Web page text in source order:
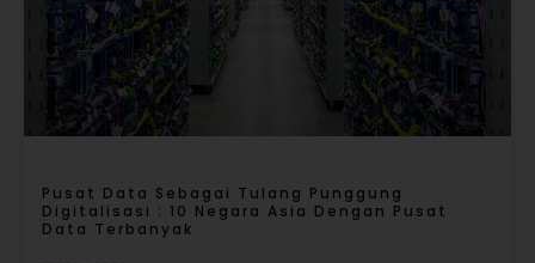
Pusat Data Sebagai Tulang Punggung
Digitalisasi : 10 Negara Asia Dengan Pusat
Data Terbanyak